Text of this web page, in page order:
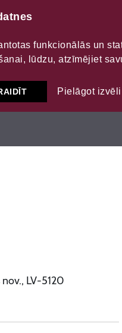
nov., LV-5120
funkcionālās un
lūdzu, atzīmējiet
Pielāgot